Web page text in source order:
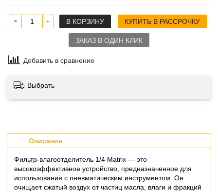
В КОРЗИНУ КУПИТЬ В РАССРОЧКУ
ЗАКАЗ В ОДИН КЛИК
Добавить в сравнение
Выбрать
Описание
Фильтр-влагоотделитель 1/4 Matrix — это
высокоэффективное устройство, предназначенное для
использования с пневматическим инструментом. Он
очищает сжатый воздух от частиц масла, влаги и фракций